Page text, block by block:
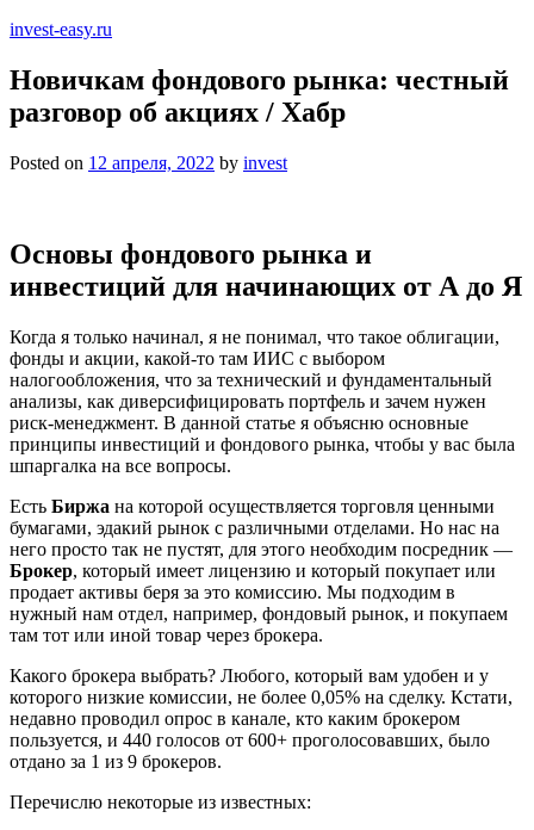
invest-easy.ru
Новичкам фондового рынка: честный
разговор об акциях / Хабр
Posted on 12 апреля, 2022 by invest
Основы фондового рынка и
инвестиций для начинающих от А до Я
Когда я только начинал, я не понимал, что такое облигации,
фонды и акции, какой-то там ИИС с выбором
налогообложения, что за технический и фундаментальный
анализы, как диверсифицировать портфель и зачем нужен
риск-менеджмент. В данной статье я объясню основные
принципы инвестиций и фондового рынка, чтобы у вас была
шпаргалка на все вопросы.
Есть Биржа на которой осуществляется торговля ценными
бумагами, эдакий рынок с различными отделами. Но нас на
него просто так не пустят, для этого необходим посредник —
Брокер, который имеет лицензию и который покупает или
продает активы беря за это комиссию. Мы подходим в
нужный нам отдел, например, фондовый рынок, и покупаем
там тот или иной товар через брокера.
Какого брокера выбрать? Любого, который вам удобен и у
которого низкие комиссии, не более 0,05% на сделку. Кстати,
недавно проводил опрос в канале, кто каким брокером
пользуется, и 440 голосов от 600+ проголосовавших, было
отдано за 1 из 9 брокеров.
Перечислю некоторые из известных: